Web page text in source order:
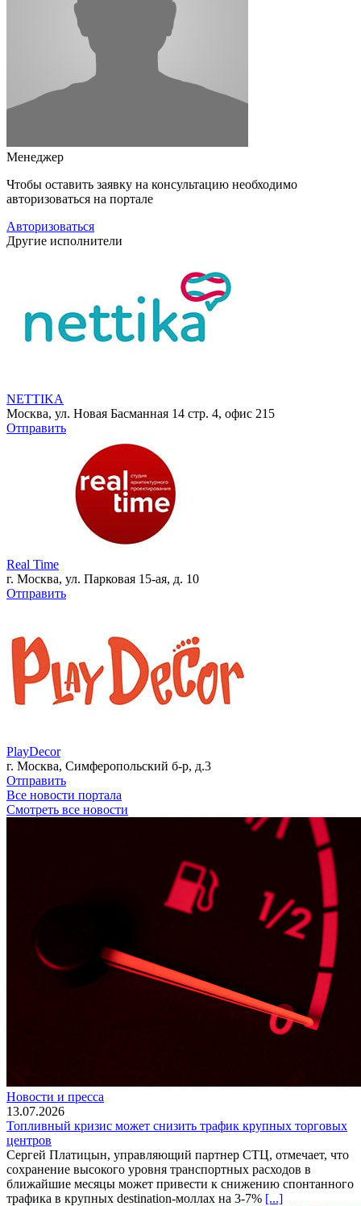
Менеджер
Чтобы оставить заявку на консультацию необходимо
авторизоваться на портале
Авторизоваться
Другие исполнители
NETTIKA
Москва, ул. Новая Басманная 14 стр. 4, офис 215
Отправить
Real Time
г. Москва, ул. Парковая 15-ая, д. 10
Отправить
PlayDecor
г. Москва, Симферопольский б-р, д.3
Отправить
Все новости портала
Смотреть все новости
Новости и пресса
13.07.2026
Топливный кризис может снизить трафик крупных торговых
центров
Сергей Платицын, управляющий партнер СТЦ, отмечает, что
сохранение высокого уровня транспортных расходов в
ближайшие месяцы может привести к снижению спонтанного
трафика в крупных destination-моллах на 3-7% [...]